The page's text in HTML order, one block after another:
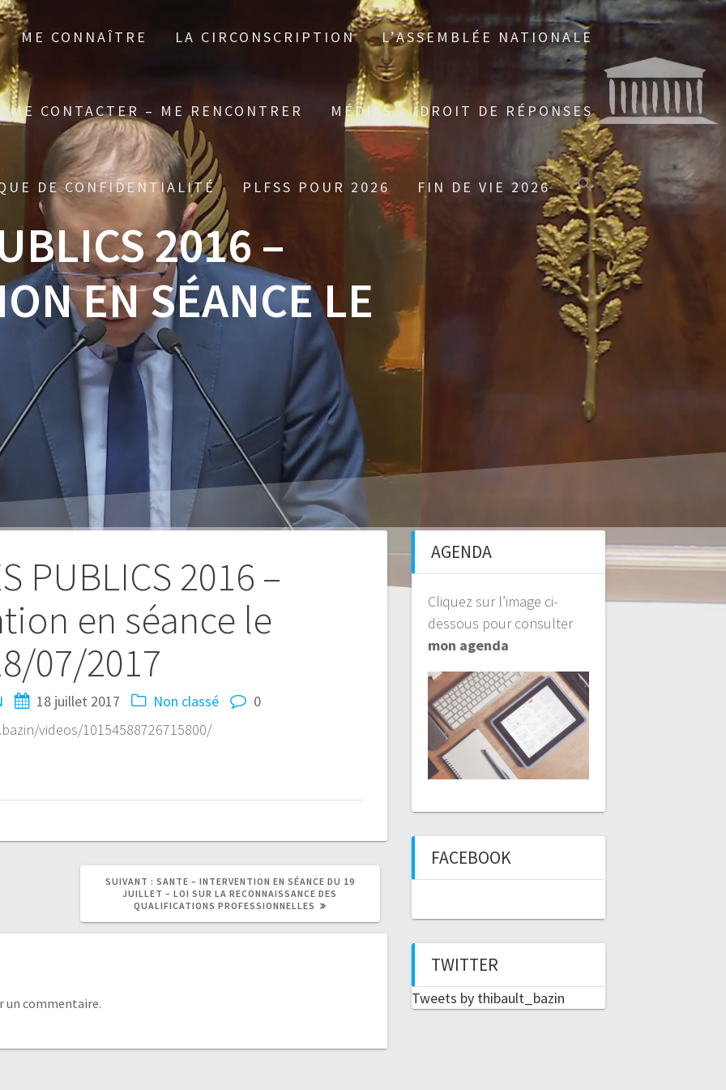
ME CONNAÎTRE LA CIRCONSCRIPTION L’ASSEMBLÉE NATIONALE
ME CONTACTER – ME RENCONTRER MÉDIAS DROIT DE RÉPONSES
DE CONFIDENTIALITÉ PLFSS POUR 2026 FIN DE VIE 2026
2016 –
EN SÉANCE LE
PUBLICS 2016 –
en séance le
07/2017
18 juillet 2017 Non classé
0
videos/10154588726715800/
SUIVANT : SANTE – INTERVENTION EN SÉANCE DU 19
JUILLET – LOI SUR LA RECONNAISSANCE DES
QUALIFICATIONS PROFESSIONNELLES
un commentaire.
AGENDA
Cliquez sur l’image ci-
dessous pour consulter
mon agenda
FACEBOOK
TWITTER
Tweets by thibault_bazin